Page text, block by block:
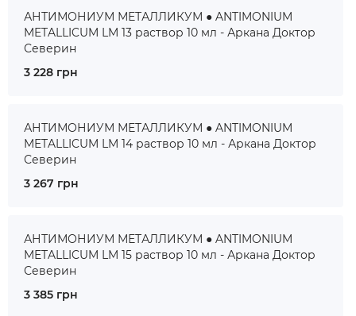
АНТИМОНИУМ МЕТАЛЛИКУМ ● ANTIMONIUM
METALLICUM LM 13 раствор 10 мл - Аркана Доктор
Северин
3 228 грн
АНТИМОНИУМ МЕТАЛЛИКУМ ● ANTIMONIUM
METALLICUM LM 14 раствор 10 мл - Аркана Доктор
Северин
3 267 грн
АНТИМОНИУМ МЕТАЛЛИКУМ ● ANTIMONIUM
METALLICUM LM 15 раствор 10 мл - Аркана Доктор
Северин
3 385 грн